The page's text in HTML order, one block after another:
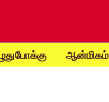
ஆன்மிகம்